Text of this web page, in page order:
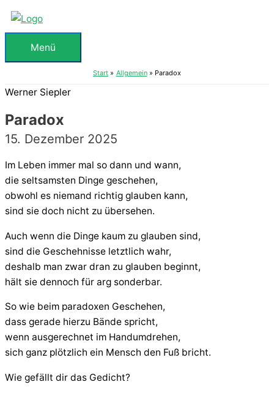
Zum
Inhalt
springenMenü
Menü
Start Allgemein Paradox
Werner Siepler
Paradox
15. Dezember 2025
Im Leben immer mal so dann und wann,
die seltsamsten Dinge geschehen,
obwohl es niemand richtig glauben kann,
sind sie doch nicht zu übersehen.
Auch wenn die Dinge kaum zu glauben sind,
sind die Geschehnisse letztlich wahr,
deshalb man zwar dran zu glauben beginnt,
hält sie dennoch für arg sonderbar.
So wie beim paradoxen Geschehen,
dass gerade hierzu Bände spricht,
wenn ausgerechnet im Handumdrehen,
sich ganz plötzlich ein Mensch den Fuß bricht.
Wie gefällt dir das Gedicht?